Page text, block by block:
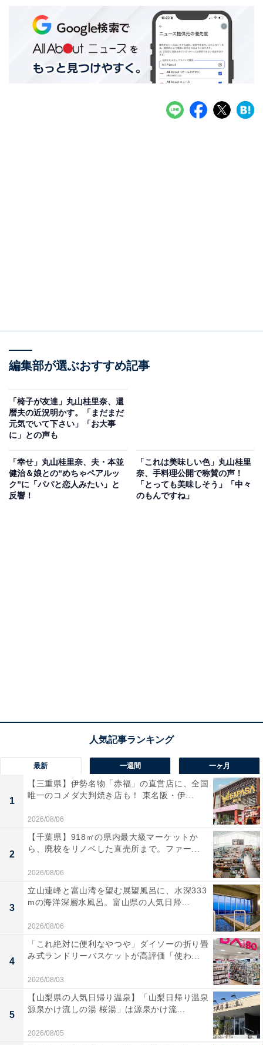
編集部が選ぶおすすめ記事
「椅子が友達」丸山桂里奈、還
暦夫の近況明かす。「まだまだ
元気でいて下さい」「お大事
に」との声も
「幸せ」丸山桂里奈、夫・本並
健治＆娘との“めちゃペアルッ
ク”に「パパと恋人みたい」と
反響！
「これは美味しい色」丸山桂里
奈、手料理公開で称賛の声！
「とっても美味しそう」「中々
のもんですね」
最新 一週間 一ヶ月
1
【三重県】伊勢名物「赤福」の直営店に、全国
唯一のコメダ大判焼き店も！ 東名阪・伊...
2026/08/06
2
【千葉県】918㎡の県内最大級マーケットか
ら、廃校をリノベした直売所まで。ファー...
2026/08/06
3
立山連峰と富山湾を望む展望風呂に、水深333
mの海洋深層水風呂。富山県の人気日帰...
2026/08/06
4
「これ絶対に便利なやつや」ダイソーの折り畳
み式ランドリーバスケットが高評価「使わ...
2026/08/03
5
【山梨県の人気日帰り温泉】「山梨日帰り温泉
源泉かけ流しの湯 桜湯」は源泉かけ流...
2026/08/05